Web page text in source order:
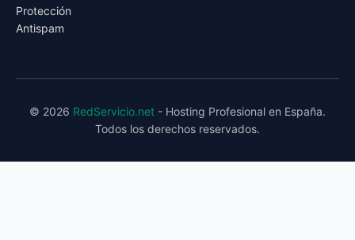
Protección
Antispam
© 2026 RedServicio.net - Hosting Profesional en España.
Todos los derechos reservados.